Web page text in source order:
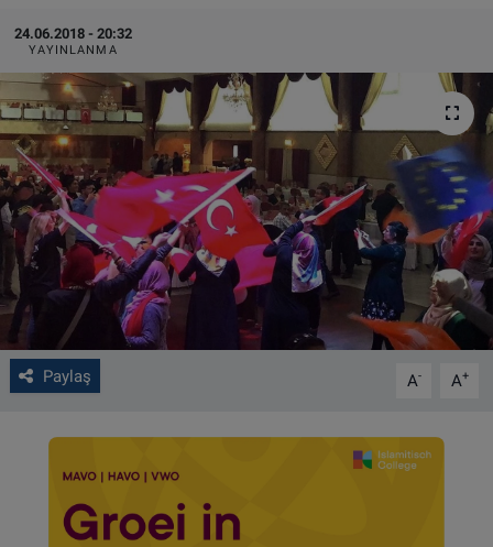
24.06.2018 - 20:32
YAYINLANMA
Paylaş A- A+
SAĞLIK - YAŞAM
BİLİM-TEKNOLOJİ
BİLİM-TEKNOLOJİ
SAĞLIK
FOTO GALERİ
VIDEO GALERİ
ALGEMENE VOORWAARDEN
CONTACT
Çerez Politikası
Son Dakika Haberleri
Haber Arşivi